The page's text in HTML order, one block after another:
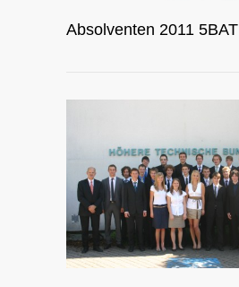
Absolventen 2011 5BAT